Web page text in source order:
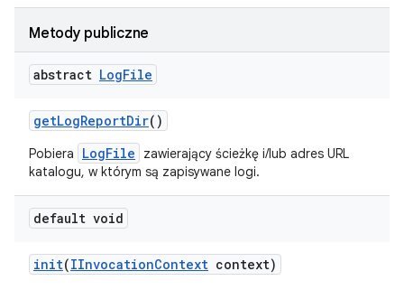
Metody publiczne
abstract LogFile
getLogReportDir()
Pobiera LogFile
zawierający ścieżkę i/lub adres URL
katalogu, w którym są zapisywane logi.
default void
init(IInvocationContext context)